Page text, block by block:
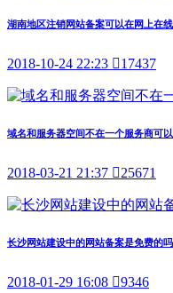
湖南地区注销网站备案可以在网上在
2018-10-24 22:23 17437
域名和服务器空间不在一个服务商可
2018-03-21 21:37 25671
长沙网站建设中的网站备案是免费的吗
2018-01-29 16:08 9346